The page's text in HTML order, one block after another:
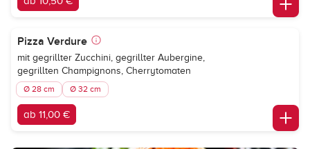
Pizza Verdure
mit gegrillter Zucchini, gegrillter Aubergine,
gegrillten Champignons, Cherrytomaten
Ø 28 cm Ø 32 cm
ab 11,00 €